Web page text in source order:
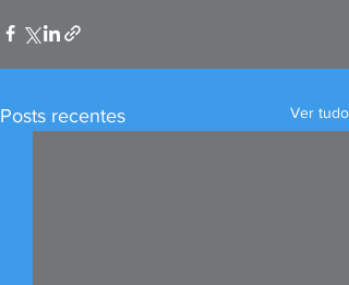
Posts recentes Ver tudo